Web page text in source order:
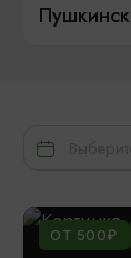
ОТ 500₽